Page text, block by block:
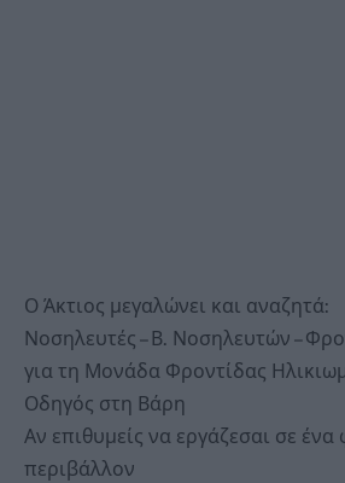
Ο Άκτιος μεγαλώνει και αναζητά:
Νοσηλευτές – Β. Νοσηλευτών –
για τη Μονάδα Φροντίδας
Οδηγός στη Βάρη
Αν επιθυμείς να εργάζεσαι σε ένα
περιβάλλον